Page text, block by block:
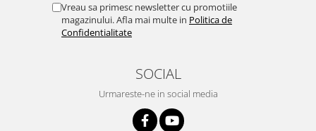
Vreau sa primesc newsletter cu promotiile
magazinului. Afla mai multe in Politica de
Confidentialitate
SOCIAL
Urmareste-ne in social media